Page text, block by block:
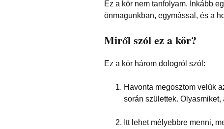
Ez a kör nem tanfolyam. Inkább
önmagunkban, egymással, és a
Miről szól ez a kör?
Ez a kör három dologról szól:
Havonta megosztom velük
során születtek.
Itt lehet mélyebbre menni,